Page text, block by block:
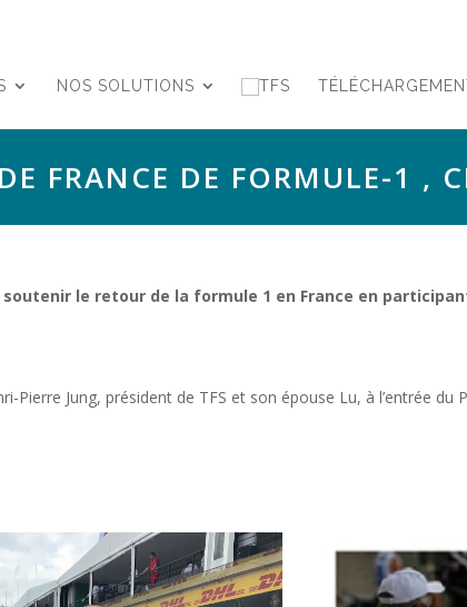
NOS SOLUTIONS
FRANCE DE FORMULE-1 ,
soutenir le retour de la formule 1 en France en
Pierre Jung, président de TFS et son épouse Lu, à l’entrée du